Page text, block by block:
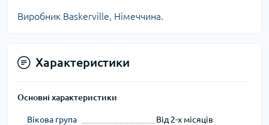
Виробник Baskerville, Німеччина.
Характеристики
Основні характеристики
Вікова група Від 2-х місяців